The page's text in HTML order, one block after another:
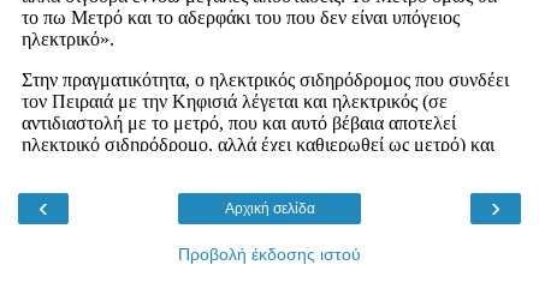
‹ ›
Αρχική σελίδα
Προβολή έκδοσης ιστού